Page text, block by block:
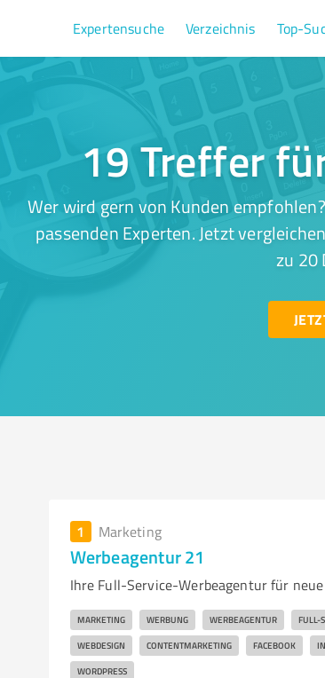
Expertensuche Verzeichnis Top-
19 Treffer
Wer wird gern von Kunden
passenden Experten. Jetzt
zu 20
1 Marketing
Werbeagentur 21
Ihre Full-Service-Werbeagentur für
MARKETING WERBUNG WERBEAGENTUR FULL-
WEBDESIGN CONTENTMARKETING FACEBOOK
WORDPRESS